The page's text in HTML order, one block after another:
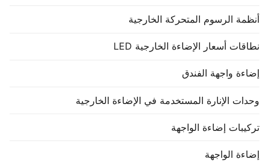
أنظمة الرسوم المتحركة الخارجية
نطاقات أسعار الإضاءة الخارجية LED
إضاءة واجهة الفندق
وحدات الإنارة المستخدمة في الإضاءة الخارجية
تركيبات إضاءة الواجهة
إضاءة الواجهة